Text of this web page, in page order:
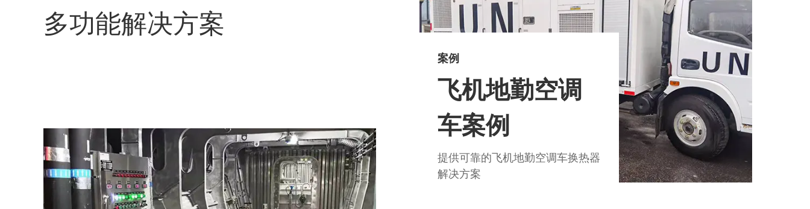
多功能解决方案
案例
飞机地勤空调
车案例
提供可靠的飞机地勤空调车换热器
解决方案